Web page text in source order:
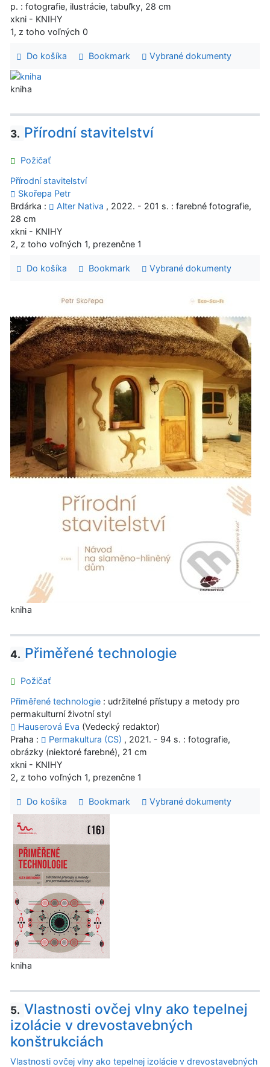
p. : fotografie, ilustrácie, tabuľky, 28 cm
xkni - KNIHY
1, z toho voľných 0
Do košíka Bookmark Vybrané dokumenty
kniha
3. Přírodní stavitelství
Požičať
Přírodní stavitelství
Skořepa Petr
Brdárka :
Alter Nativa , 2022. - 201 s. : farebné fotografie,
28 cm
xkni - KNIHY
2, z toho voľných 1, prezenčne 1
Do košíka Bookmark Vybrané dokumenty
kniha
4. Přiměřené technologie
Požičať
Přiměřené technologie : udržitelné přístupy a metody pro
permakulturní životní styl
Hauserová Eva (Vedecký redaktor)
Praha :
Permakultura (CS) , 2021. - 94 s. : fotografie,
obrázky (niektoré farebné), 21 cm
xkni - KNIHY
2, z toho voľných 1, prezenčne 1
Do košíka Bookmark Vybrané dokumenty
kniha
5. Vlastnosti ovčej vlny ako tepelnej
izolácie v drevostavebných
konštrukciách
Vlastnosti ovčej vlny ako tepelnej izolácie v drevostavebných